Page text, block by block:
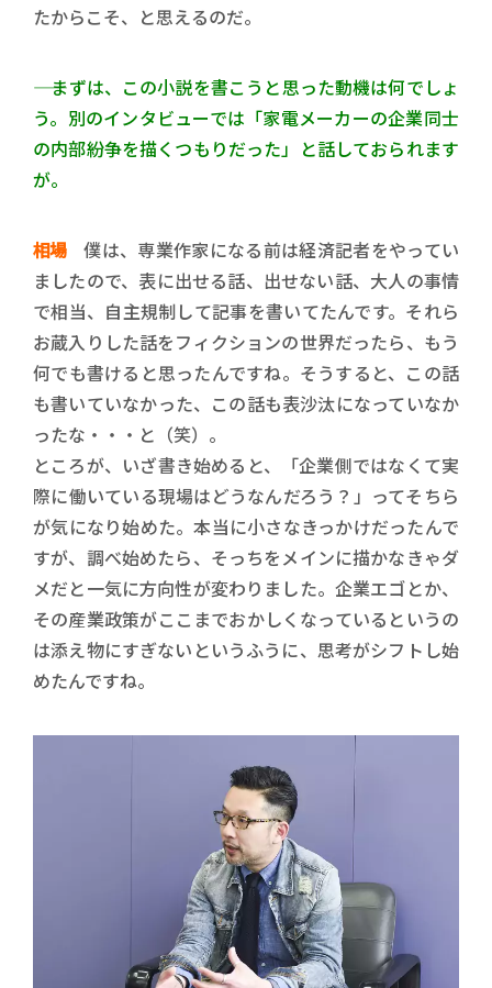
たからこそ、と思えるのだ。
―― まずは、この小説を書こうと思った動機は何でしょ
う。別のインタビューでは「家電メーカーの企業同士
の内部紛争を描くつもりだった」と話しておられます
が。
相場僕は、専業作家になる前は経済記者をやってい
ましたので、表に出せる話、出せない話、大人の事情
で相当、自主規制して記事を書いてたんです。それら
お蔵入りした話をフィクションの世界だったら、もう
何でも書けると思ったんですね。そうすると、この話
も書いていなかった、この話も表沙汰になっていなか
ったな・・・と（笑）。
ところが、いざ書き始めると、「企業側ではなくて実
際に働いている現場はどうなんだろう？」ってそちら
が気になり始めた。本当に小さなきっかけだったんで
すが、調べ始めたら、そっちをメインに描かなきゃダ
メだと一気に方向性が変わりました。企業エゴとか、
その産業政策がここまでおかしくなっているというの
は添え物にすぎないというふうに、思考がシフトし始
めたんですね。